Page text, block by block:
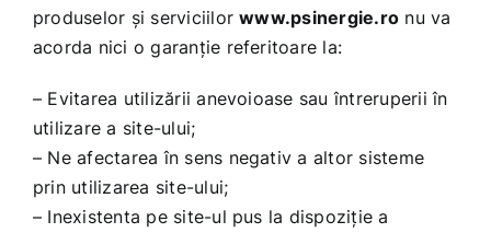
produselor şi serviciilorwww.psinergie.ro nu va
acorda nici o garanţie referitoare la:
– Evitarea utilizării anevoioase sau întreruperii în
utilizare a site-ului;
– Ne afectarea în sens negativ a altor sisteme
prin utilizarea site-ului;
– Inexistenta pe site-ul pus la dispoziţie a